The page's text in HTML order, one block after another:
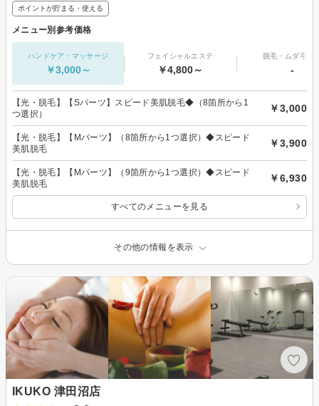
ポイントが貯まる・使える
メニュー別参考価格
ハンドケア・マッサージ
￥3,000～
フェイシャルエステ
￥4,800～
脱毛・ムダ毛処
-
【光・脱毛】【Sパーツ】スピード美肌脱毛◆（8箇所から1
つ選択）
￥3,000
【光・脱毛】【Mパーツ】（8箇所から1つ選択）◆スピード
美肌脱毛
￥3,900
【光・脱毛】【Mパーツ】（9箇所から1つ選択）◆スピード
美肌脱毛
￥6,930
すべてのメニューを見る
その他の情報を表示
IKUKO 津田沼店